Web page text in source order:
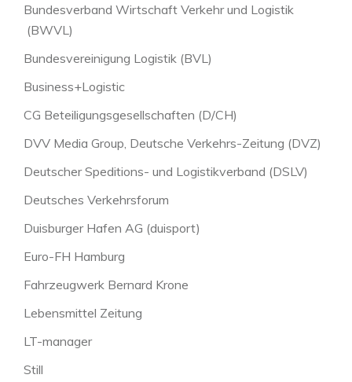
Bundesverband Wirtschaft Verkehr und Logistik
(BWVL)
Bundesvereinigung Logistik (BVL)
Business+Logistic
CG Beteiligungsgesellschaften (D/CH)
DVV Media Group, Deutsche Verkehrs-Zeitung (DVZ)
Deutscher Speditions- und Logistikverband (DSLV)
Deutsches Verkehrsforum
Duisburger Hafen AG (duisport)
Euro-FH Hamburg
Fahrzeugwerk Bernard Krone
Lebensmittel Zeitung
LT-manager
Still